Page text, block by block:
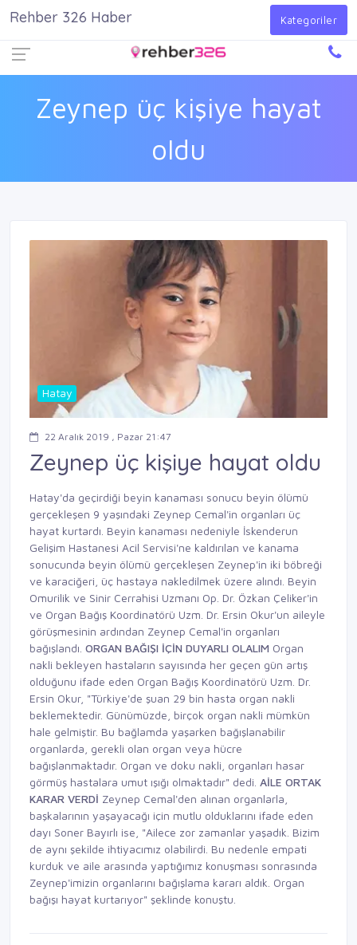
Giriş Yap
Zeynep üç kişiye hayat
oldu
Rehber 326 Haber Kategoriler
Hatay
22 Aralık 2019 , Pazar 21:47
Zeynep üç kişiye hayat oldu
Hatay'da geçirdiği beyin kanaması sonucu beyin ölümü
gerçekleşen 9 yaşındaki Zeynep Cemal'in organları üç
hayat kurtardı. Beyin kanaması nedeniyle İskenderun
Gelişim Hastanesi Acil Servisi'ne kaldırılan ve kanama
sonucunda beyin ölümü gerçekleşen Zeynep'in iki böbreği
ve karaciğeri, üç hastaya nakledilmek üzere alındı. Beyin
Omurilik ve Sinir Cerrahisi Uzmanı Op. Dr. Özkan Çeliker'in
ve Organ Bağış Koordinatörü Uzm. Dr. Ersin Okur'un aileyle
görüşmesinin ardından Zeynep Cemal'in organları
bağışlandı. ORGAN BAĞIŞI İÇİN DUYARLI OLALIM Organ
nakli bekleyen hastaların sayısında her geçen gün artış
olduğunu ifade eden Organ Bağış Koordinatörü Uzm. Dr.
Ersin Okur, "Türkiye'de şuan 29 bin hasta organ nakli
beklemektedir. Günümüzde, birçok organ nakli mümkün
hale gelmiştir. Bu bağlamda yaşarken bağışlanabilir
organlarda, gerekli olan organ veya hücre
bağışlanmaktadır. Organ ve doku nakli, organları hasar
görmüş hastalara umut ışığı olmaktadır" dedi. AİLE ORTAK
KARAR VERDİ Zeynep Cemal'den alınan organlarla,
başkalarının yaşayacağı için mutlu olduklarını ifade eden
dayı Soner Bayırlı ise, "Ailece zor zamanlar yaşadık. Bizim
de aynı şekilde ihtiyacımız olabilirdi. Bu nedenle empati
kurduk ve aile arasında yaptığımız konuşması sonrasında
Zeynep'imizin organlarını bağışlama kararı aldık. Organ
bağışı hayat kurtarıyor" şeklinde konuştu.